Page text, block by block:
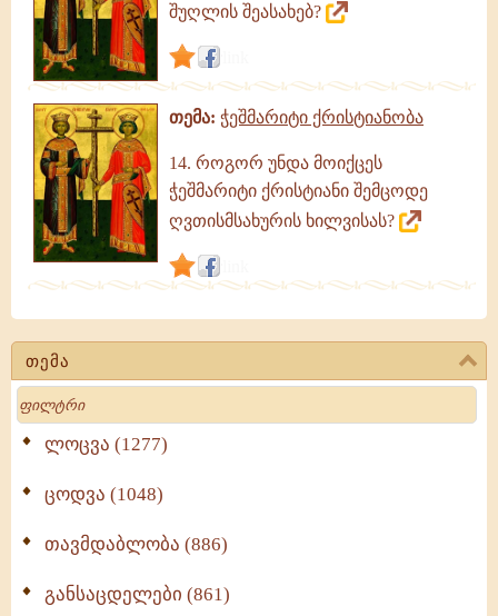
თემა
Search
ლოცვა (1277)
ცოდვა (1048)
თავმდაბლობა (886)
განსაცდელები (861)
კონსტანტინე
დიდი
გამონათქვამები
შუღლის შეასახებ?
თემა: ჭეშმარიტი ქრისტიანობა
14. როგორ უნდა მოიქცეს
ჭეშმარიტი ქრისტიანი შემცოდე
ღვთისმსახურის ხილვისას?